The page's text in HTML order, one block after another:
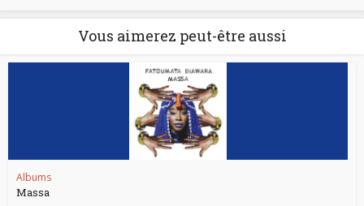
Vous aimerez peut-être aussi
Albums
Massa